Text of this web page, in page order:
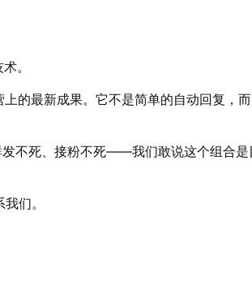
。
的最新成果。它不是简单的自动回复，
发不死、接粉不死——我们敢说这个组合
们。